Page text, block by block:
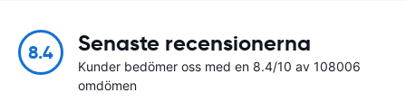
8.4 Senaste recensionerna
Kunder bedömer oss med en 8.4/10 av 108006
omdömen